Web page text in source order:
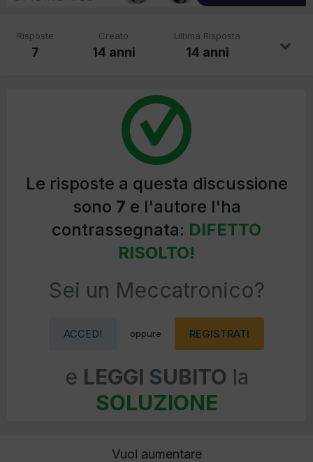
Risposte
7
Creato
14 anni
Ultima Risposta
14 anni
Le risposte a questa discussione
sono 7 e l'autore l'ha
contrassegnata: DIFETTO
RISOLTO!
Sei un Meccatronico?
ACCEDI oppure REGISTRATI
e LEGGI SUBITO la
SOLUZIONE
Vuoi aumentare